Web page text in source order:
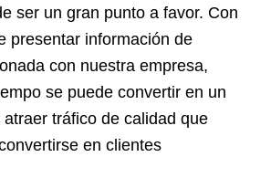
ser un gran punto a favor. Con
presentar información de
con nuestra empresa,
se puede convertir en un
tráfico de calidad que
en clientes